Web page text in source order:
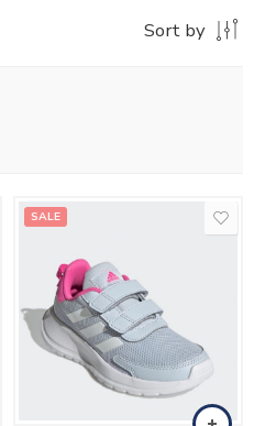
Sort by
SALE